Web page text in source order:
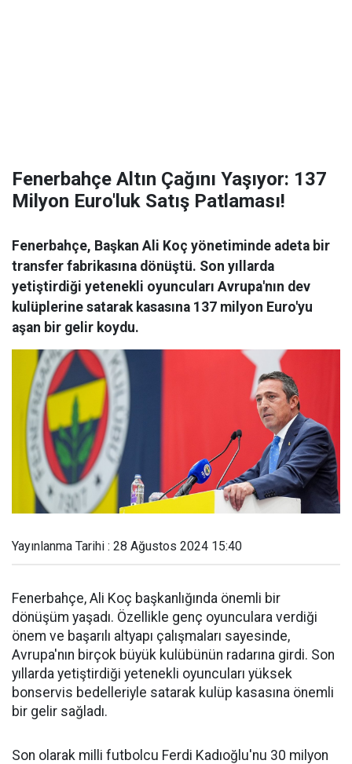
Fenerbahçe Altın Çağını Yaşıyor: 137
Milyon Euro'luk Satış Patlaması!
Fenerbahçe, Başkan Ali Koç yönetiminde adeta bir
transfer fabrikasına dönüştü. Son yıllarda
yetiştirdiği yetenekli oyuncuları Avrupa'nın dev
kulüplerine satarak kasasına 137 milyon Euro'yu
aşan bir gelir koydu.
Yayınlanma Tarihi : 28 Ağustos 2024 15:40
Fenerbahçe, Ali Koç başkanlığında önemli bir
dönüşüm yaşadı. Özellikle genç oyunculara verdiği
önem ve başarılı altyapı çalışmaları sayesinde,
Avrupa'nın birçok büyük kulübünün radarına girdi. Son
yıllarda yetiştirdiği yetenekli oyuncuları yüksek
bonservis bedelleriyle satarak kulüp kasasına önemli
bir gelir sağladı.
Son olarak milli futbolcu Ferdi Kadıoğlu'nu 30 milyon